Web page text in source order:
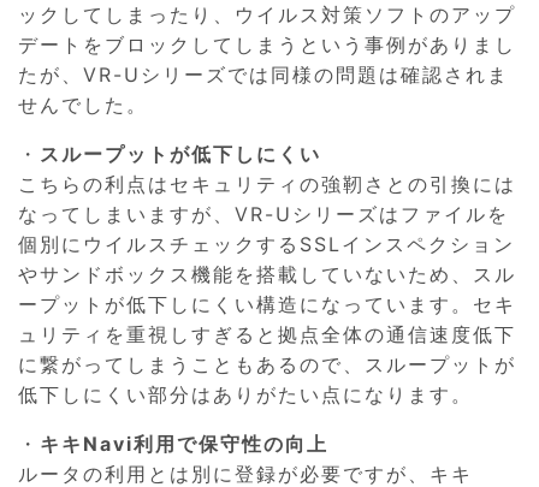
ックしてしまったり、ウイルス対策ソフトのアップ
デートをブロックしてしまうという事例がありまし
たが、VR-Uシリーズでは同様の問題は確認されま
せんでした。
・ スループットが低下しにくい
こちらの利点はセキュリティの強靭さとの引換には
なってしまいますが、VR-Uシリーズはファイルを
個別にウイルスチェックするSSLインスペクション
やサンドボックス機能を搭載していないため、スル
ープットが低下しにくい構造になっています。セキ
ュリティを重視しすぎると拠点全体の通信速度低下
に繋がってしまうこともあるので、スループットが
低下しにくい部分はありがたい点になります。
・ キキNavi利用で保守性の向上
ルータの利用とは別に登録が必要ですが、キキ